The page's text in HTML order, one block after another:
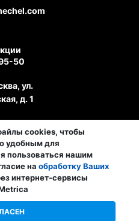
сотрудника
2026
50
ул.
д. 1
cookies, чтобы
удобным для
пользоваться нашим
на обработку Ваших
интернет-сервисы